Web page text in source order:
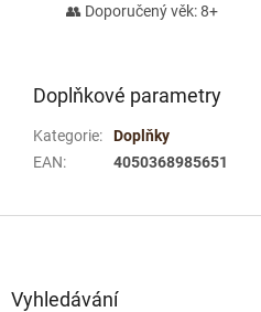
👥 Doporučený věk: 8+
Doplňkové parametry
Kategorie:
Doplňky
EAN: 4050368985651
Vyhledávání